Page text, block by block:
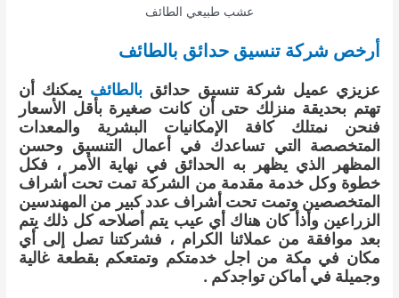
عشب طبيعي الطائف
أرخص شركة تنسيق حدائق بالطائف
عزيزي عميل شركة تنسيق حدائقبالطائف يمكنك أن
تهتم بحديقة منزلك حتى أن كانت صغيرة بأقل الأسعار
فنحن نمتلك كافة الإمكانيات البشرية والمعدات
المتخصصة التي تساعدك في أعمال التنسيق وحسن
المظهر الذي يظهر به الحدائق في نهاية الأمر ، فكل
خطوة وكل خدمة مقدمة من الشركة تمت تحت أشراف
المتخصصين وتمت تحت أشراف عدد كبير من المهندسين
الزراعين وأذأ كان هناك أي عيب يتم أصلاحه كل ذلك يتم
بعد موافقة من عملائنا الكرام ، فشركتنا تصل إلى أي
مكان في مكة من اجل خدمتكم وتمتعكم بقطعة غالية
وجميلة في أماكن تواجدكم .